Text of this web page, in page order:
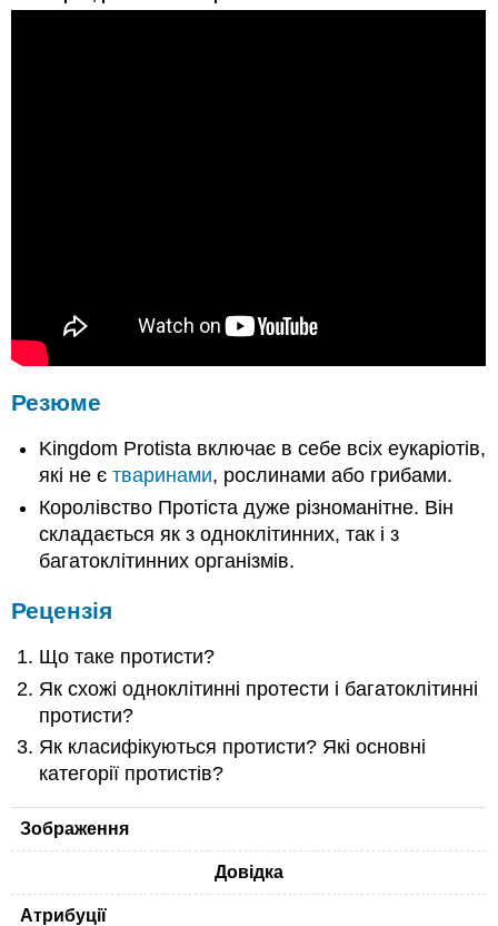
Резюме
Kingdom Protista включає в себе всіх еукаріотів,
які не єтваринами, рослинами або грибами.
Королівство Протіста дуже різноманітне. Він
складається як з одноклітинних, так і з
багатоклітинних організмів.
Рецензія
Що таке протисти?
Як схожі одноклітинні протести і багатоклітинні
протисти?
Як класифікуються протисти? Які основні
категорії протистів?
Зображення
Довідка
Атрибуції